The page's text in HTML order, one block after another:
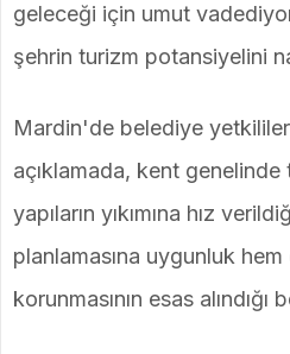
geleceği için umut
şehrin turizm potansiyelini
Mardin'de belediye
açıklamada, kent
yapıların yıkımına hız
planlamasına uygunluk hem
korunmasının esas alındığı